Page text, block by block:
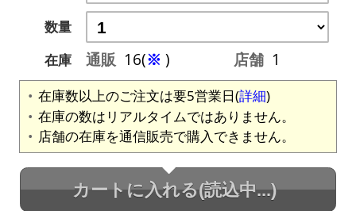
数量
在庫
通販 16(※ ) 店舗 1
在庫数以上のご注文は要5営業日(詳細)
在庫の数はリアルタイムではありません。
店舗の在庫を通信販売で購入できません。
カートに入れる(読込中...)